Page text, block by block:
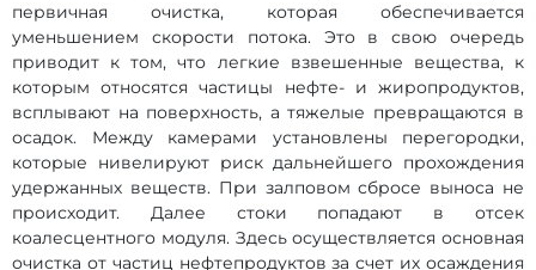
первичная очистка, которая обеспечивается
уменьшением скорости потока. Это в свою очередь
приводит к том, что легкие взвешенные вещества, к
которым относятся частицы нефте- и жиропродуктов,
всплывают на поверхность, а тяжелые превращаются в
осадок. Между камерами установлены перегородки,
которые нивелируют риск дальнейшего прохождения
удержанных веществ. При залповом сбросе выноса не
происходит. Далее стоки попадают в отсек
коалесцентного модуля. Здесь осуществляется основная
очистка от частиц нефтепродуктов за счет их осаждения